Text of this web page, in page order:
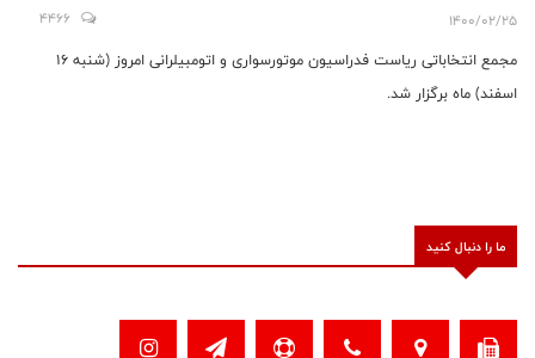
1400/02/25
4466
مجمع انتخاباتی ریاست فدراسیون موتورسواری و اتومبیلرانی امروز (شنبه ۱۶
اسفند) ماه برگزار شد.
ما را دنبال کنید